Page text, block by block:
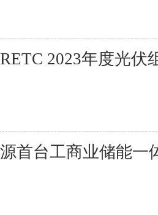
2023年度光伏
首台工商业储能一